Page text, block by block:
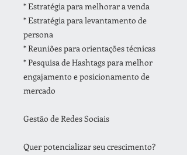
* Estratégia para melhorar a venda
* Estratégia para levantamento de
persona
* Reuniões para orientações técnicas
* Pesquisa de Hashtags para melhor
engajamento e posicionamento de
mercado
Gestão de Redes Sociais
Quer potencializar seu crescimento?